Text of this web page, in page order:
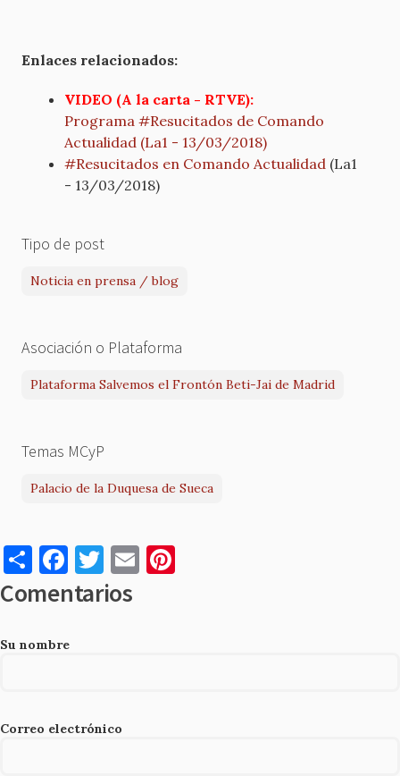
Enlaces relacionados:
VIDEO (A la carta - RTVE):
Programa #Resucitados de Comando
Actualidad (La1 - 13/03/2018)
#Resucitados en Comando Actualidad (La1
- 13/03/2018)
Tipo de post
Noticia en prensa / blog
Asociación o Plataforma
Plataforma Salvemos el Frontón Beti-Jai de Madrid
Temas MCyP
Palacio de la Duquesa de Sueca
S
h
ar
e
F
a
c
e
o
T
w
it
E
m
Comentarios
Su nombre
Correo electrónico